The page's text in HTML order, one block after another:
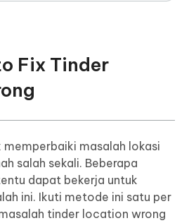
Fix Tinder
masalah lokasi
salah sekali. Beberapa
dapat bekerja untuk
ini. Ikuti metode ini satu per
tinder location wrong